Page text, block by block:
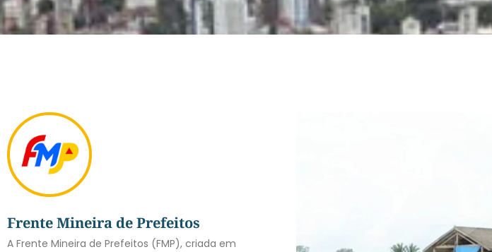
Frente Mineira de Prefeitos
A Frente Mineira de Prefeitos (FMP), criada em